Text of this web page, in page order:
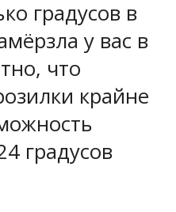
градусов в
у вас в
что
крайне
градусов